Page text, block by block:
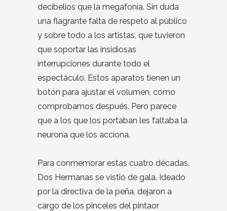
decibelios que la megafonía. Sin duda
una flagrante falta de respeto al público
y sobre todo a los artistas, que tuvieron
que soportar las insidiosas
interrupciones durante todo el
espectáculo. Estos aparatos tienen un
botón para ajustar el volumen, como
comprobamos después. Pero parece
que a los que los portaban les faltaba la
neurona que los acciona.
Para conmemorar estas cuatro décadas,
Dos Hermanas se vistió de gala. Ideado
por la directiva de la peña, dejaron a
cargo de los pinceles del pintaor